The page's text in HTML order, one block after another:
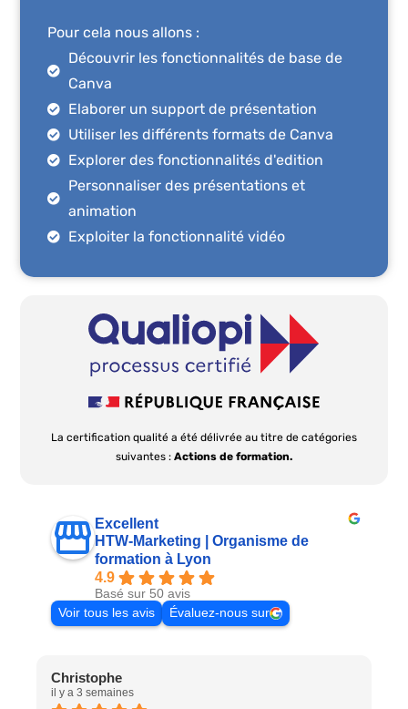
Pour cela nous allons :
Découvrir les fonctionnalités de base de
Canva
Elaborer un support de présentation
Utiliser les différents formats de Canva
Explorer des fonctionnalités d'edition
Personnaliser des présentations et
animation
Exploiter la fonctionnalité vidéo
La certification qualité a été délivrée au titre de catégories
suivantes : Actions de formation.
Excellent
HTW-Marketing | Organisme de
formation à Lyon
4.9
Basé sur 50 avis
Voir tous les avis
Évaluez-nous sur
Christophe
il y a 3 semaines